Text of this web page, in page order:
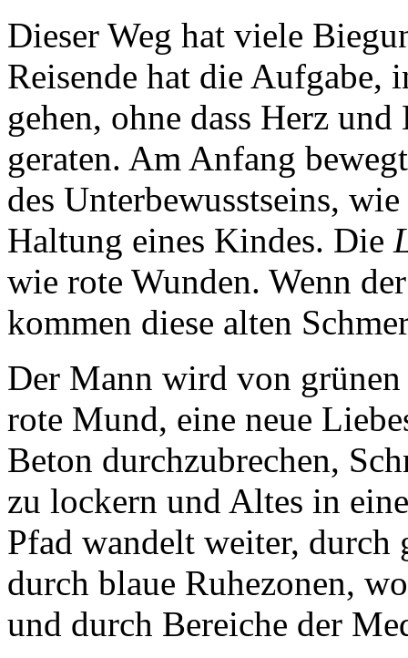
Dieser Weg hat viele
Reisende hat die
gehen, ohne dass Herz
geraten. Am Anfang
des Unterbewusstseins,
Haltung eines Kindes. Die
wie rote Wunden. Wenn
kommen diese alten
Der Mann wird von
rote Mund, eine neue
Beton durchzubrechen,
zu lockern und Altes in
Pfad wandelt weiter, durch
durch blaue Ruhezonen,
und durch Bereiche der